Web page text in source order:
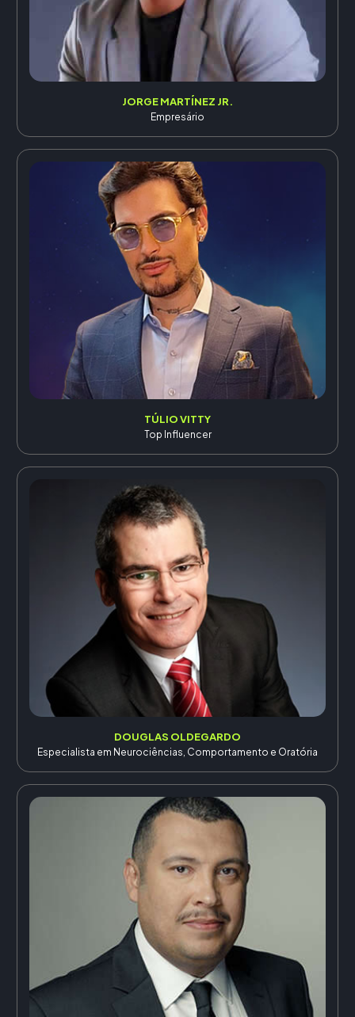
JORGE MARTÍNEZ JR.
Empresário
TÚLIO VITTY
Top Influencer
DOUGLAS OLDEGARDO
Especialista em Neurociências, Comportamento e Oratória